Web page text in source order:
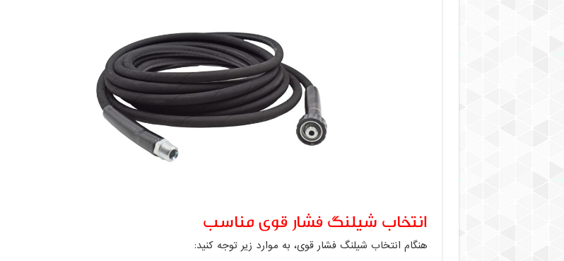
انتخاب شیلنگ فشار قوی مناسب
هنگام انتخاب شیلنگ فشار قوی، به موارد زیر توجه کنید: